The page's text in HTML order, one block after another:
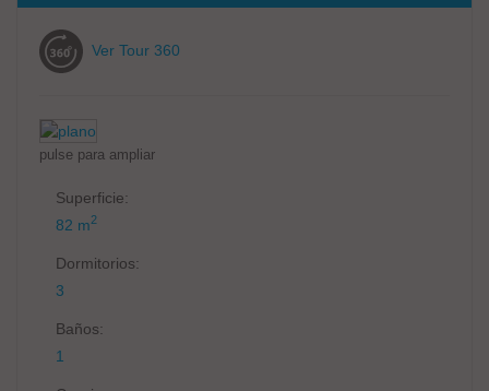
Ver Tour 360
pulse para ampliar
Superficie:
82 m2
Dormitorios:
3
Baños:
1